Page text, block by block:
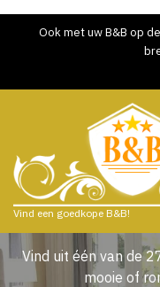
Ook met uw B&B op
Vind een goedkope B&B!
Bed en
Vind uit één van de
mooie of